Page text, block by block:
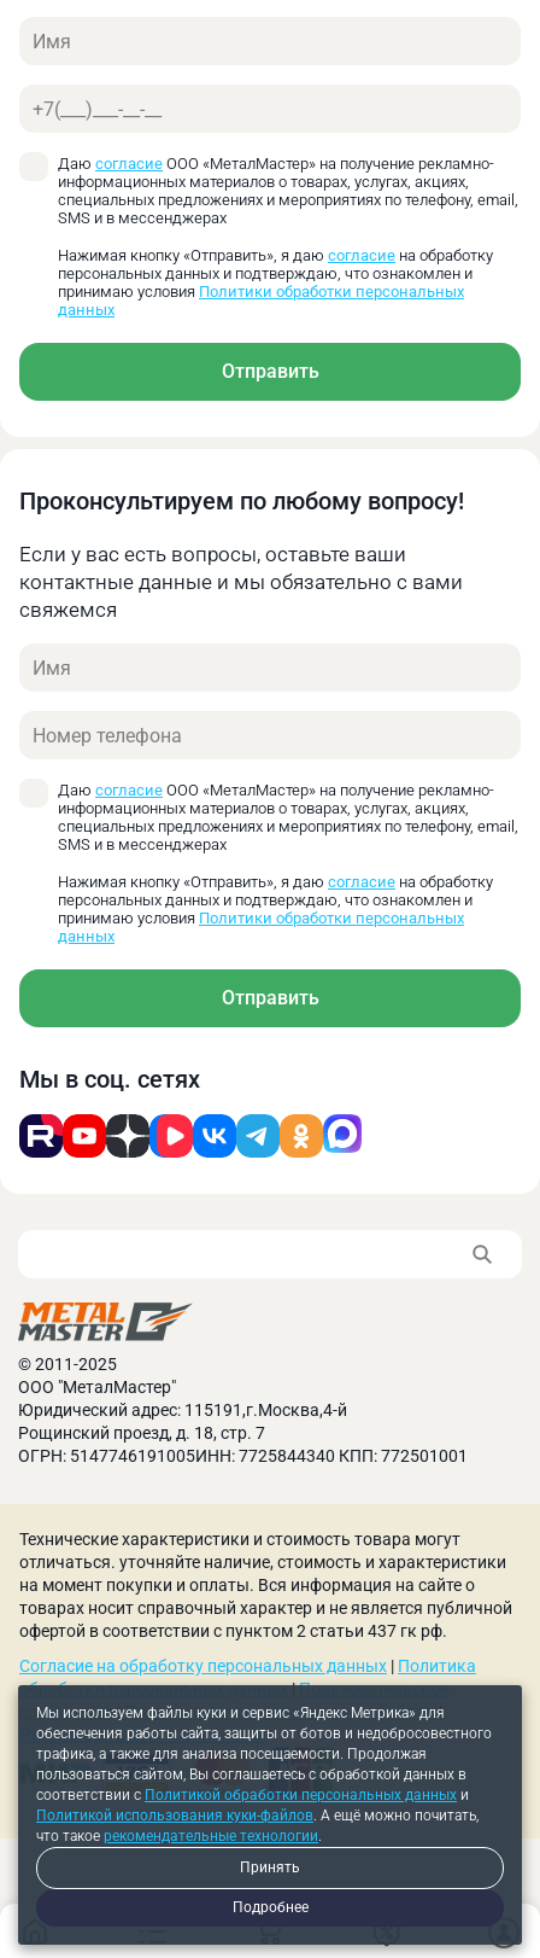
хвостовиком Metal Master ПСС 1-16 МТ2 М10
Имя
Телефон
Даю согласие ООО «МеталМастер» на получение рекламно-
информационных материалов о товарах, услугах, акциях,
специальных предложениях и мероприятиях по телефону, email,
SMS и в мессенджерах
Нажимая кнопку «Отправить», я даю согласие на обработку
персональных данных и подтверждаю, что ознакомлен и
принимаю условия Политики обработки персональных
данных
Отправить
Проконсультируем по любому вопросу!
Если у вас есть вопросы, оставьте ваши
контактные данные и мы обязательно с вами
свяжемся
Имя
Телефон
Даю согласие ООО «МеталМастер» на получение рекламно-
информационных материалов о товарах, услугах, акциях,
специальных предложениях и мероприятиях по телефону, email,
SMS и в мессенджерах
Нажимая кнопку «Отправить», я даю согласие на обработку
персональных данных и подтверждаю, что ознакомлен и
принимаю условия Политики обработки персональных
данных
Отправить
Мы в соц. сетях
© 2011-2025
ООО "МеталМастер"
Юридический адрес: 115191,г.Москва,4-й
Рощинский проезд, д. 18, стр. 7
ОГРН: 5147746191005ИНН: 7725844340 КПП: 772501001
Мы используем файлы куки и сервис «Яндекс Метрика» для
обеспечения работы сайта, защиты от ботов и недобросовестного
трафика, а также для анализа посещаемости. Продолжая
пользоваться сайтом, Вы соглашаетесь с обработкой данных в
соответствии с Политикой обработки персональных данных и
Политикой использования куки-файлов. А ещё можно почитать,
что такое рекомендательные технологии.
Принять
Подробнее
Технические характеристики и стоимость товара могут
отличаться. уточняйте наличие, стоимость и характеристики
на момент покупки и оплаты. Вся информация на сайте о
товарах носит справочный характер и не является публичной
офертой в соответствии с пунктом 2 статьи 437 гк рф.
Согласие на обработку персональных данных | Политика
обработки персональных данных|Пользовательское
соглашение|Политика использования куки-файлов|
Рекомендательные технологии